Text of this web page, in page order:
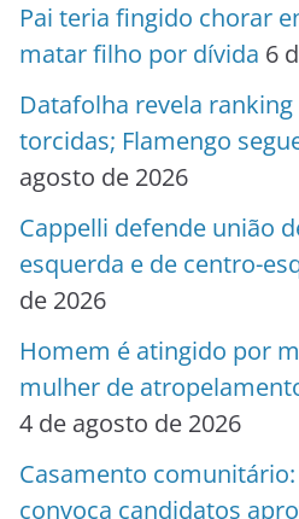
Pai teria fingido chorar
matar filho por dívida 6
Datafolha revela
torcidas; Flamengo
agosto de 2026
Cappelli defende união
esquerda e de centro-
de 2026
Homem é atingido por
mulher de
4 de agosto de 2026
Casamento
convoca candidatos